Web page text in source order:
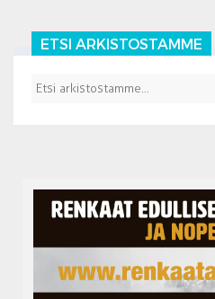
ETSI ARKISTOSTAMME